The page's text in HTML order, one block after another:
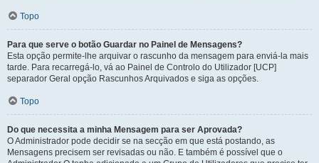
Topo
Para que serve o botão Guardar no Painel de Mensagens?
Esta opção permite-lhe arquivar o rascunho da mensagem para enviá-la mais
tarde. Para recarregá-lo, vá ao Painel de Controlo do Utilizador [UCP]
separador Geral opção Rascunhos Arquivados e siga as opções.
Topo
Do que necessita a minha Mensagem para ser Aprovada?
O Administrador pode decidir se na secção em que está postando, as
Mensagens precisem ser revisadas ou não. E também é possível que o